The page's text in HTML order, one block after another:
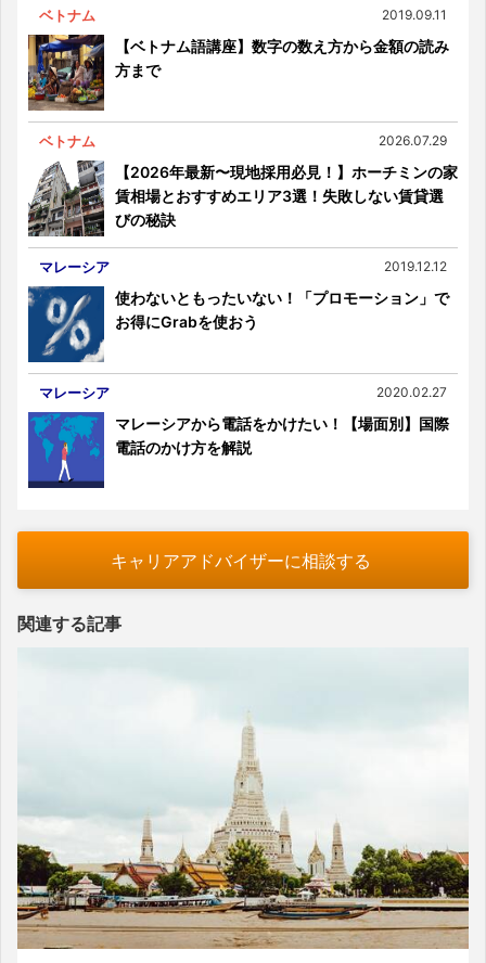
ベトナム 2019.09.11
【ベトナム語講座】数字の数え方から金額の読み
方まで
ベトナム 2026.07.29
【2026年最新〜現地採用必見！】ホーチミンの家
賃相場とおすすめエリア3選！失敗しない賃貸選
びの秘訣
マレーシア 2019.12.12
使わないともったいない！「プロモーション」で
お得にGrabを使おう
マレーシア 2020.02.27
マレーシアから電話をかけたい！【場面別】国際
電話のかけ方を解説
キャリアアドバイザーに相談する
関連する記事